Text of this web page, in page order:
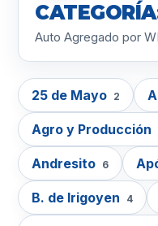
Auto Agregado por
25 de Mayo 2
Agro y Producción
Andresito 6
B. de Irigoyen 4